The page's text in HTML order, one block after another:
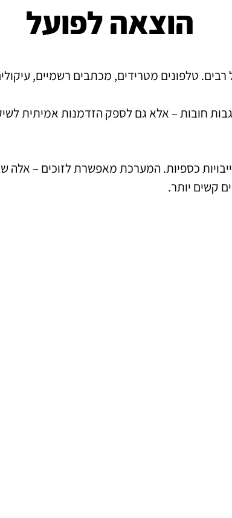
הוצאה לפועל
טלפונים מטרידים, מכתבים רשמיים,
חובות – אלא גם לספק הזדמנות אמיתית
כספיות. המערכת מאפשרת לזוכים –
קשים יותר.